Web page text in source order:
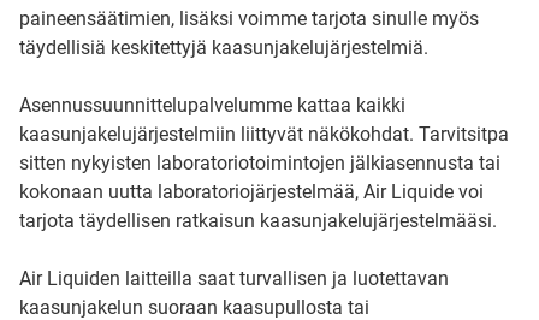
paineensäätimien, lisäksi voimme tarjota sinulle myös
täydellisiä keskitettyjä kaasunjakelujärjestelmiä.
Asennussuunnittelupalvelumme kattaa kaikki
kaasunjakelujärjestelmiin liittyvät näkökohdat. Tarvitsitpa
sitten nykyisten laboratoriotoimintojen jälkiasennusta tai
kokonaan uutta laboratoriojärjestelmää, Air Liquide voi
tarjota täydellisen ratkaisun kaasunjakelujärjestelmääsi.
Air Liquiden laitteilla saat turvallisen ja luotettavan
kaasunjakelun suoraan kaasupullosta tai